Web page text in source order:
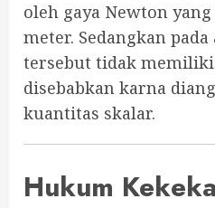
oleh gaya Newton
meter. Sedangkan
tersebut tidak
disebabkan karna
kuantitas skalar.
Hukum